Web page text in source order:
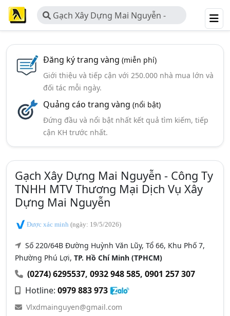
Gạch Xây Dựng Mai Nguyễn -
Công Ty TNHH MTV Thương Mại
Đăng ký trang vàng (miễn phí)
Giới thiệu và tiếp cận với 250.000 nhà mua lớn và
đối tác mỗi ngày.
Quảng cáo trang vàng (nổi bật)
Đứng đầu và nổi bật nhất kết quả tìm kiếm, tiếp
cận KH trước nhất.
Gạch Xây Dựng Mai Nguyễn - Công Ty
TNHH MTV Thương Mại Dịch Vụ Xây
Dựng Mai Nguyễn
Được xác minh (ngày: 19/5/2026)
Số 220/64B Đường Huỳnh Văn Lũy, Tổ 66, Khu Phố 7,
Phường Phú Lợi, TP. Hồ Chí Minh (TPHCM)
(0274) 6295537, 0932 948 585, 0901 257 307
Hotline: 0979 883 973
Vlxdmainguyen@gmail.com